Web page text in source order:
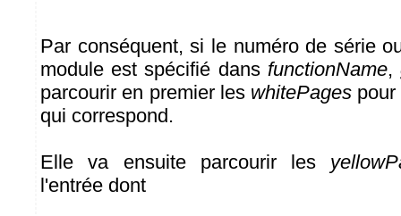
Par conséquent, si le numéro de série
module est spécifié dans functionName,
parcourir en premier les whitePages
qui correspond.
Elle va ensuite parcourir les
l'entrée dont